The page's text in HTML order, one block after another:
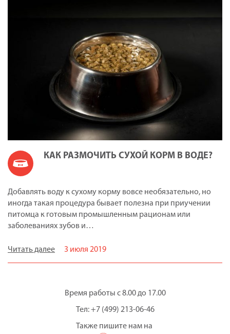
КАК РАЗМОЧИТЬ СУХОЙ КОРМ В ВОДЕ?
Добавлять воду к сухому корму вовсе необязательно, но
иногда такая процедура бывает полезна при приучении
питомца к готовым промышленным рационам или
заболеваниях зубов и…
Читать далее 3 июля 2019
Время работы с 8.00 до 17.00
Тел: +7 (499) 213-06-46
Также пишите нам на